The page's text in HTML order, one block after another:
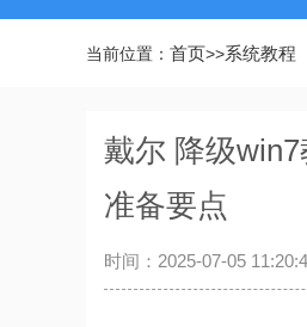
当前位置： 首页>>系统教程
戴尔 降级
准备要点
时间：2025-07-05